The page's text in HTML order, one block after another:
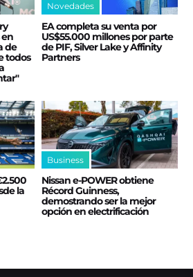
de
todos
Novedades
EA completa su venta por
US$55.000 millones por parte
de PIF, Silver Lake y Affinity
Partners
la
Business
Nissan e‑POWER obtiene
Récord Guinness,
demostrando ser la mejor
opción en electrificación